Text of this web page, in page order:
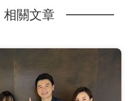
相關文章